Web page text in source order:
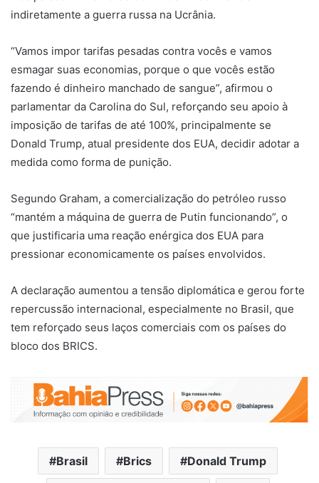
indiretamente a guerra russa na Ucrânia.
“Vamos impor tarifas pesadas contra vocês e vamos
esmagar suas economias, porque o que vocês estão
fazendo é dinheiro manchado de sangue”, afirmou o
parlamentar da Carolina do Sul, reforçando seu apoio à
imposição de tarifas de até 100%, principalmente se
Donald Trump, atual presidente dos EUA, decidir adotar a
medida como forma de punição.
Segundo Graham, a comercialização do petróleo russo
“mantém a máquina de guerra de Putin funcionando”, o
que justificaria uma reação enérgica dos EUA para
pressionar economicamente os países envolvidos.
A declaração aumentou a tensão diplomática e gerou forte
repercussão internacional, especialmente no Brasil, que
tem reforçado seus laços comerciais com os países do
bloco dos BRICS.
Brasil Brics Donald Trump